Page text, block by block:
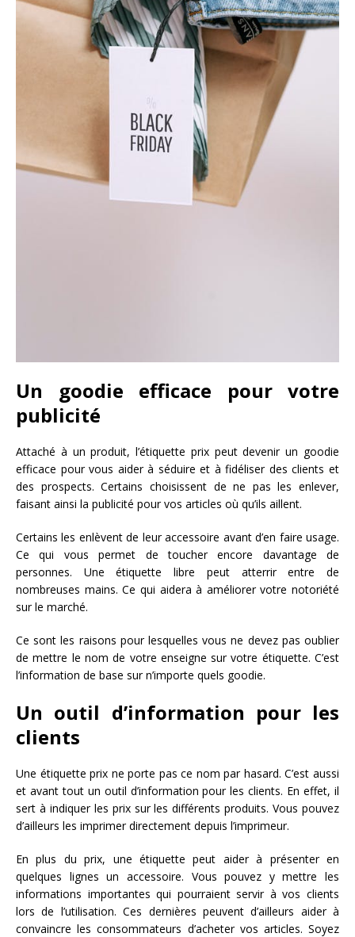
Un goodie efficace pour votre
publicité
Attaché à un produit, l’étiquette prix peut devenir un goodie
efficace pour vous aider à séduire et à fidéliser des clients et
des prospects. Certains choisissent de ne pas les enlever,
faisant ainsi la publicité pour vos articles où qu’ils aillent.
Certains les enlèvent de leur accessoire avant d’en faire usage.
Ce qui vous permet de toucher encore davantage de
personnes. Une étiquette libre peut atterrir entre de
nombreuses mains. Ce qui aidera à améliorer votre notoriété
sur le marché.
Ce sont les raisons pour lesquelles vous ne devez pas oublier
de mettre le nom de votre enseigne sur votre étiquette. C’est
l’information de base sur n’importe quels goodie.
Un outil d’information pour les
clients
Une étiquette prix ne porte pas ce nom par hasard. C’est aussi
et avant tout un outil d’information pour les clients. En effet, il
sert à indiquer les prix sur les différents produits. Vous pouvez
d’ailleurs les imprimer directement depuis l’imprimeur.
En plus du prix, une étiquette peut aider à présenter en
quelques lignes un accessoire. Vous pouvez y mettre les
informations importantes qui pourraient servir à vos clients
lors de l’utilisation. Ces dernières peuvent d’ailleurs aider à
convaincre les consommateurs d’acheter vos articles. Soyez